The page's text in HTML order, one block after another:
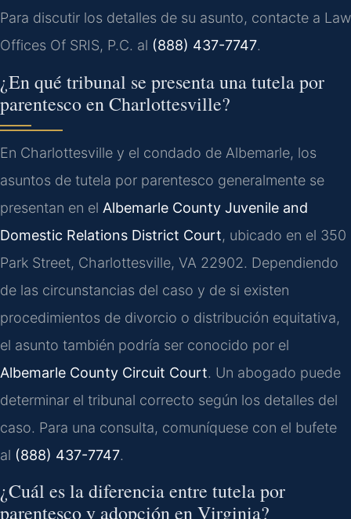
Para discutir los detalles de su asunto, contacte a Law
Offices Of SRIS, P.C. al (888) 437-7747.
¿En qué tribunal se presenta una tutela por
parentesco en Charlottesville?
En Charlottesville y el condado de Albemarle, los
asuntos de tutela por parentesco generalmente se
presentan en el Albemarle County Juvenile and
Domestic Relations District Court, ubicado en el 350
Park Street, Charlottesville, VA 22902. Dependiendo
de las circunstancias del caso y de si existen
procedimientos de divorcio o distribución equitativa,
el asunto también podría ser conocido por el
Albemarle County Circuit Court. Un abogado puede
determinar el tribunal correcto según los detalles del
caso. Para una consulta, comuníquese con el bufete
al (888) 437-7747.
¿Cuál es la diferencia entre tutela por
parentesco y adopción en Virginia?